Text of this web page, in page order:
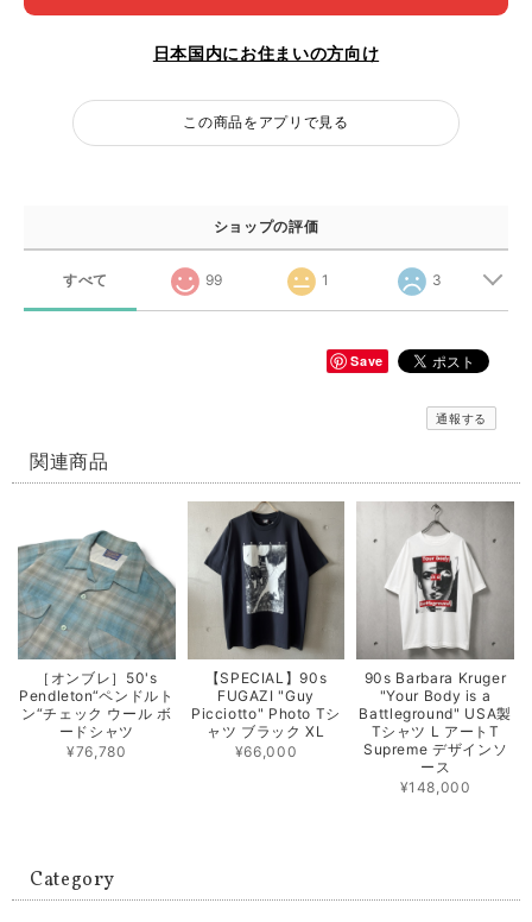
日本国内にお住まいの方向け
この商品をアプリで見る
ショップの評価
すべて 99 1 3
Save
通報する
関連商品
［オンブレ］50's
Pendleton“ペンドルト
ン“チェック ウール ボ
ードシャツ
¥76,780
【SPECIAL】90s
FUGAZI "Guy
Picciotto" Photo Tシ
ャツ ブラック XL
¥66,000
90s Barbara Kruger
"Your Body is a
Battleground" USA製
Tシャツ L アートT
Supreme デザインソ
ース
¥148,000
Category